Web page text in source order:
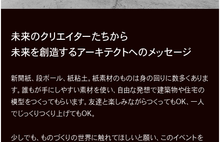
未来のクリエイターたちから
未来を創造するアーキテクトへのメッセージ
新聞紙、段ボール、紙粘土。紙素材のものは身の回りに数多くありま
す。誰もが手にしやすい素材を使い、自由な発想で建築物や住宅の
模型をつくってもらいます。友達と楽しみながらつくってもOK、一人
でじっくりつくり上げてもOK。
少しでも、ものづくりの世界に触れてほしいと願い、このイベントを